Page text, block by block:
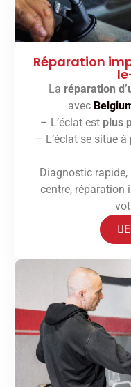
Réparation
La réparation
avec
– L’éclat est plus
– L’éclat se situe à
Diagnostic
centre, réparation